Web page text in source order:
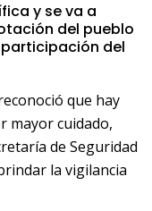
y se va a
del pueblo
del
que hay
mayor cuidado,
de Seguridad
la vigilancia